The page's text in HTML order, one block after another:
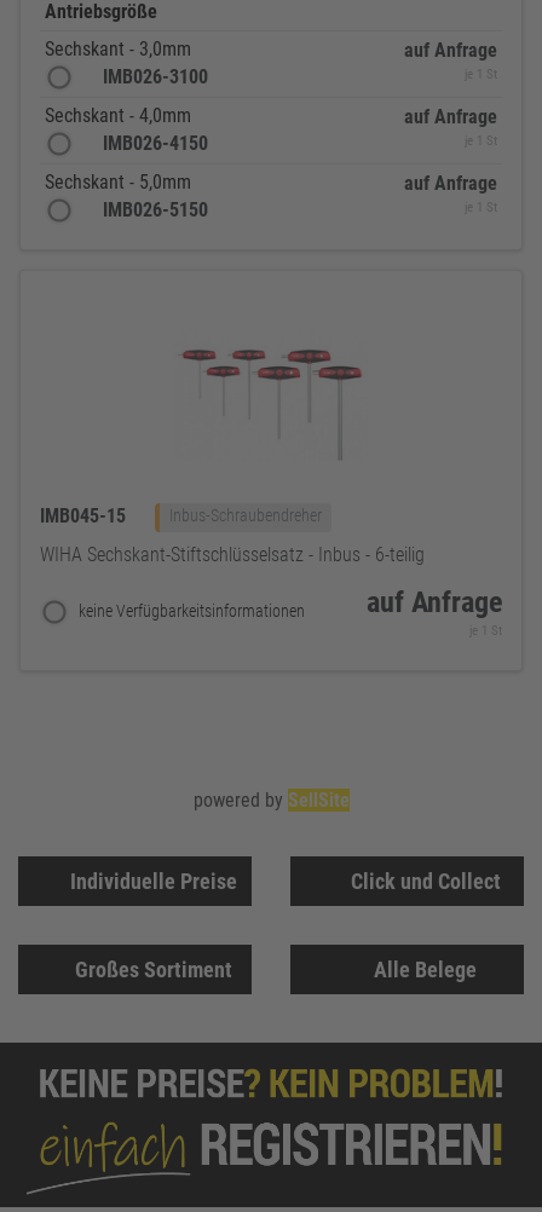
Antriebsgröße
Sechskant - 3,0mm
IMB026-3100
auf Anfrage
je 1 St
Sechskant - 4,0mm
IMB026-4150
auf Anfrage
je 1 St
Sechskant - 5,0mm
IMB026-5150
auf Anfrage
je 1 St
IMB045-15 Inbus-Schraubendreher
WIHA Sechskant-Stiftschlüsselsatz - Inbus - 6-teilig
keine Verfügbarkeitsinformationen auf Anfrage
je 1 St
Individuelle Preise Click und Collect
Großes Sortiment Alle Belege
powered by SellSite